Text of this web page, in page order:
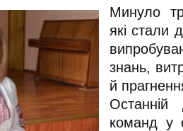
Минуло
які стали
знань,
й
Останній
команд у